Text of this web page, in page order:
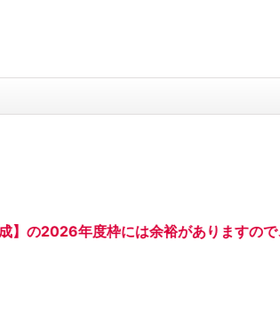
2026年度枠には余裕がありますので、